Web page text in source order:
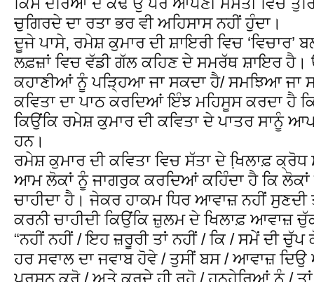
ਚੁਗਿਰਦੇ ਦਾ ਰਤਾ ਭਰ ਵੀ ਅਹਿਸਾਸ ਨਹੀਂ ਹੁੰਦਾ।
ਦੂਜੇ ਪਾਸੇ, ਰਮੇਸ਼ ਕੁਮਾਰ ਦੀ ਸ਼ਾਇਰੀ ਵਿਚ
ਲਫ਼ਜ਼ਾਂ ਵਿਚ ਵੱਡੀ ਗੱਲ ਕਹਿਣ ਦੇ ਸਮਰੱਥ ਸ਼ਾਇਰ ਹੈ।
ਕਹਾਣੀਆਂ ਨੂੰ ਪੜ੍ਹਿਆ ਜਾ ਸਕਦਾ ਹੈ/ ਸਮਝਿਆ ਜਾ
ਕਵਿਤਾ ਦਾ ਪਾਠ ਕਰਦਿਆਂ ਇੰਝ ਮਹਿਸੂਸ ਕਰਦਾ ਹੈ
ਕਿਉਂਕਿ ਰਮੇਸ਼ ਕੁਮਾਰ ਦੀ ਕਵਿਤਾ ਦੇ ਪਾਤਰ ਸਾਨੂੰ
ਹਨ।
ਰਮੇਸ਼ ਕੁਮਾਰ ਦੀ ਕਵਿਤਾ ਵਿਚ ਸੱਤਾ ਦੇ ਖਿ਼ਲਾਫ਼
ਆਮ ਲੋਕਾਂ ਨੂੰ ਜਾਗਰੁਕ ਕਰਦਿਆਂ ਕਹਿੰਦਾ ਹੈ ਕਿ
ਚਾਹੀਦਾ ਹੈ। ਜੇਕਰ ਹਾਕਮ ਧਿਰ ਆਵਾਜ਼ ਨਹੀਂ
ਕਰਨੀ ਚਾਹੀਦੀ ਕਿਉਂਕਿ ਜ਼ੁਲਮ ਦੇ ਖਿਲਾਫ਼ ਆਵਾਜ਼
“ਨਹੀਂ ਨਹੀਂ / ਇਹ ਜ਼ਰੂਰੀ ਤਾਂ ਨਹੀਂ / ਕਿ / ਸਮੇਂ ਦੀ ਚੁੱਪ
ਹਰ ਸਵਾਲ ਦਾ ਜਵਾਬ ਹੋਵੇ / ਤੁਸੀਂ ਬਸ / ਆਵਾਜ਼ ਦਿਉ